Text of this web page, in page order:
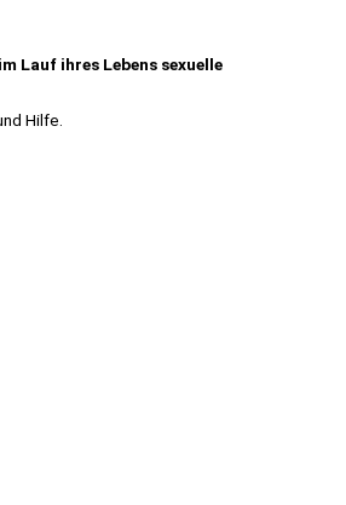
Lauf ihres Lebens sexuelle
Hilfe.